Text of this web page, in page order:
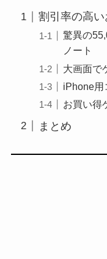
割引率の高い
驚異の
ノート
大画面で
iPhone用
お買い得
まとめ